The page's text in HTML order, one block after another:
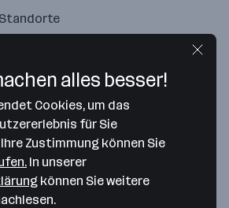
Standorte
unseren Cookie-
zu, um diese Karte
anzuzeigen.
alles besser!
Cookies, um das
für Sie
Zustimmung können Sie
In unserer
können Sie weitere